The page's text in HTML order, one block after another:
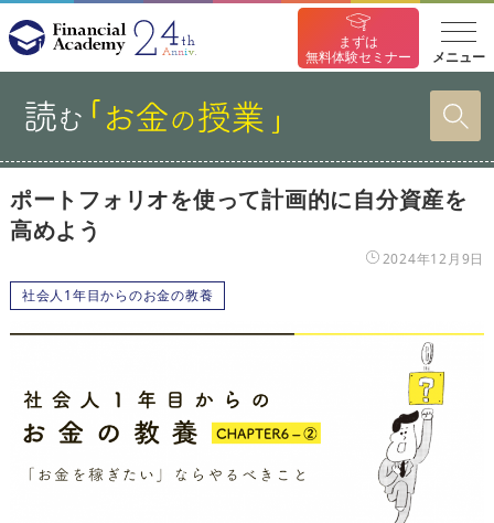
まずは
無料体験セミナー
メニュー
ポートフォリオを使って計画的に自分資産を
高めよう
2024年12月9日
社会人1年目からのお金の教養